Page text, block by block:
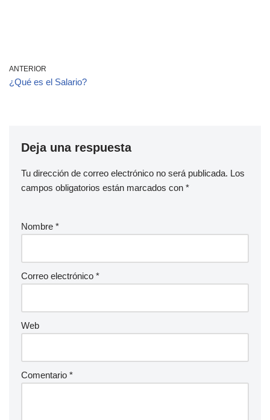
ANTERIOR
¿Qué es el Salario?
Deja una respuesta
Tu dirección de correo electrónico no será publicada. Los
campos obligatorios están marcados con *
Nombre *
Correo electrónico *
Web
Comentario *